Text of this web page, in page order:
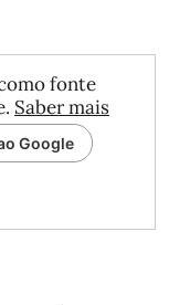
fonte
Saber mais
Google